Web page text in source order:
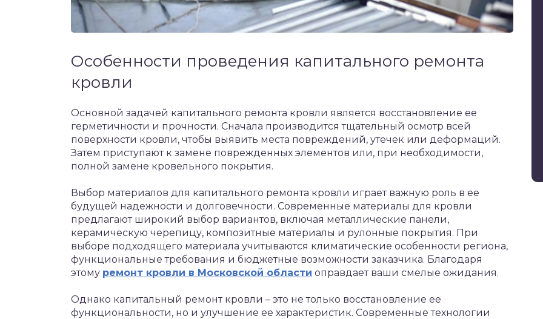
Особенности проведения капитального ремонта
кровли
Основной задачей капитального ремонта кровли является восстановление ее
герметичности и прочности. Сначала производится тщательный осмотр всей
поверхности кровли, чтобы выявить места повреждений, утечек или деформаций.
Затем приступают к замене поврежденных элементов или, при необходимости,
полной замене кровельного покрытия.
Выбор материалов для капитального ремонта кровли играет важную роль в ее
будущей надежности и долговечности. Современные материалы для кровли
предлагают широкий выбор вариантов, включая металлические панели,
керамическую черепицу, композитные материалы и рулонные покрытия. При
выборе подходящего материала учитываются климатические особенности региона,
функциональные требования и бюджетные возможности заказчика. Благодаря
этому ремонт кровли в Московской области оправдает ваши смелые ожидания.
Однако капитальный ремонт кровли – это не только восстановление ее
функциональности, но и улучшение ее характеристик. Современные технологии